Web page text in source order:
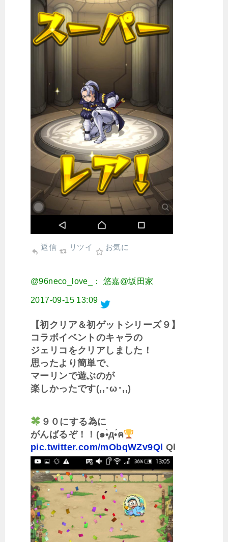
返信 リツイ お気に
@96neco_love_： 悠嘉@坂田家
2017-09-15 13:09
【初クリア＆初ゲットシリーズ９】
コラボイベントのキャラの
ジェリコをクリアしました！
思ったより簡単で、
マーリンで遊ぶのが
楽しかったです(,,･ω･,,)
９０にする為に
がんばるぞ！！(๑•̀д•́ฅ
pic.twitter.com/mObqWZv9Ql Ql